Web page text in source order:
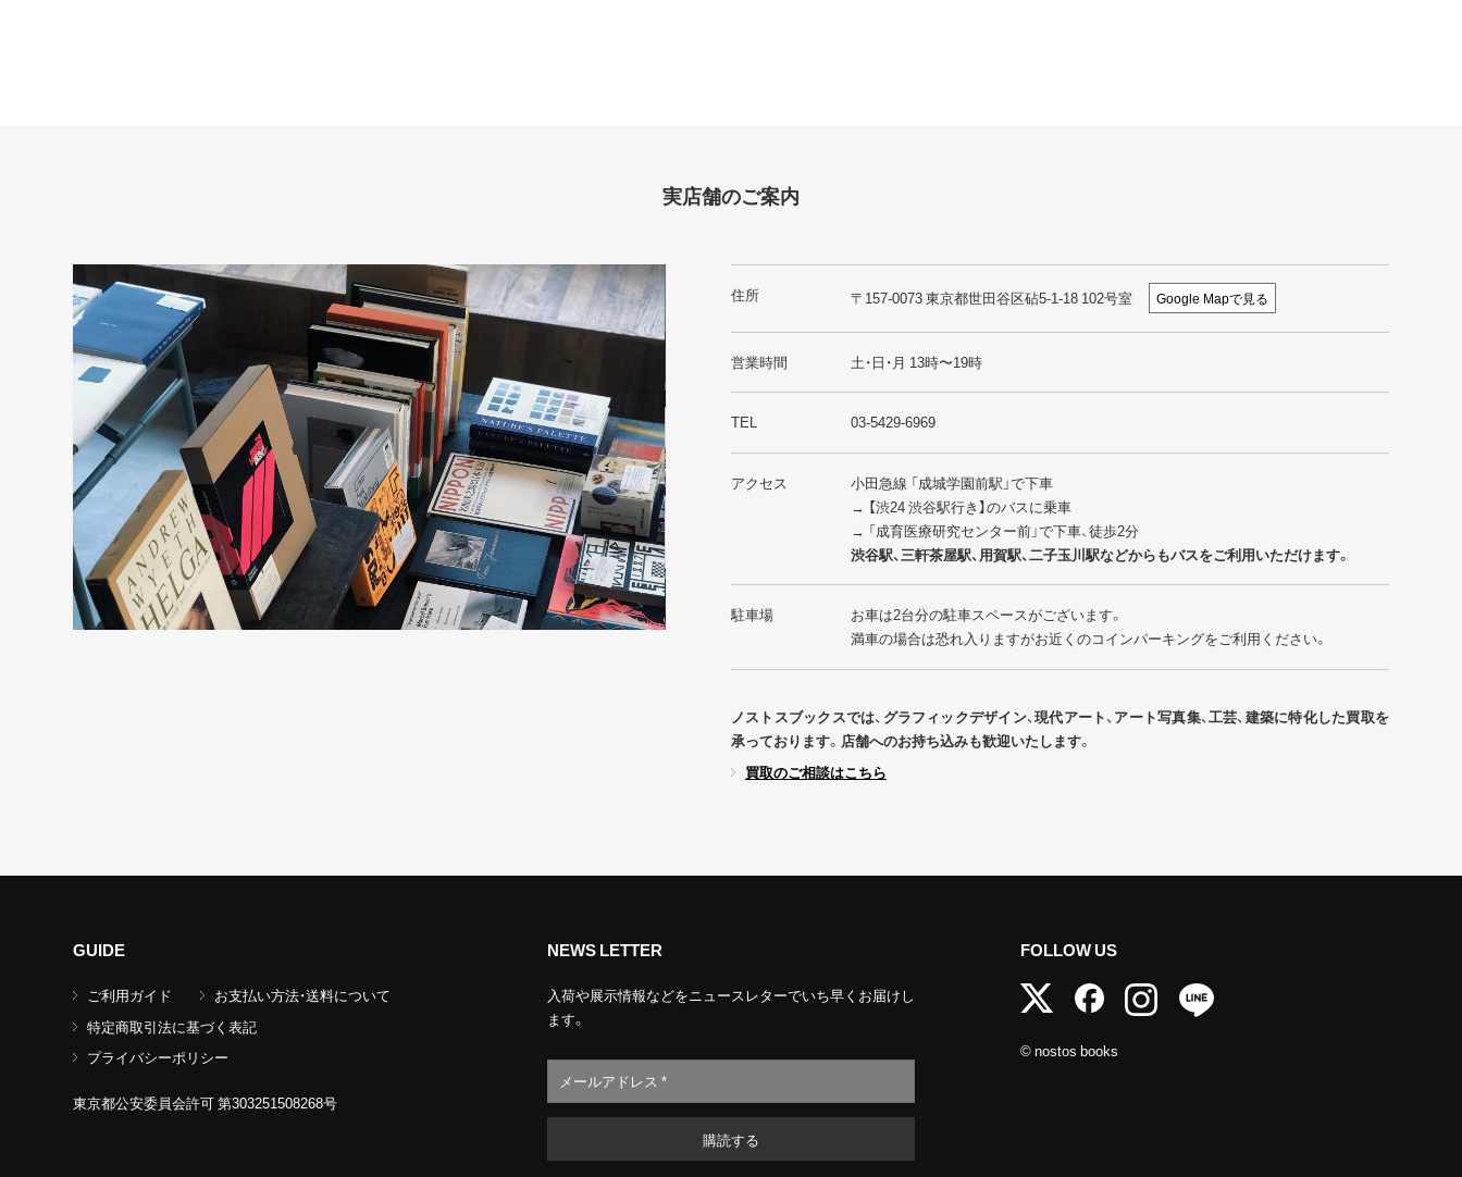
実店舗のご案内
住所 〒157-0073 東京都世田谷区砧5-1-18 102号室 Google Mapで見る
営業時間 土・日・月 13時〜19時
TEL 03-5429-6969
アクセス
小田急線 「成城学園前駅」で下車
→ 【渋24 渋谷駅行き】のバスに乗車
→ 「成育医療研究センター前」で下車、徒歩2分
渋谷駅、三軒茶屋駅、用賀駅、二子玉川駅などからもバスをご利用いただけます。
駐車場
お車は2台分の駐車スペースがございます。
満車の場合は恐れ入りますがお近くのコインパーキングをご利用ください。
ノストスブックスでは、グラフィックデザイン、現代アート、アート写真集、工芸、建築に特化した買取を
承っております。店舗へのお持ち込みも歓迎いたします。
買取のご相談はこちら
GUIDE
ご利用ガイド
お支払い方法・送料について
特定商取引法に基づく表記
プライバシーポリシー
東京都公安委員会許可 第303251508268号
NEWS LETTER
入荷や展示情報などをニュースレターでいち早くお届けし
ます。
FOLLOW US
© nostos books